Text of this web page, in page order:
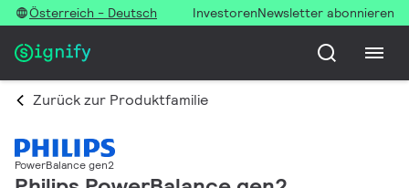
Österreich - Deutsch InvestorenNewsletter abonnieren
Zurück zur Produktfamilie
PowerBalance gen2